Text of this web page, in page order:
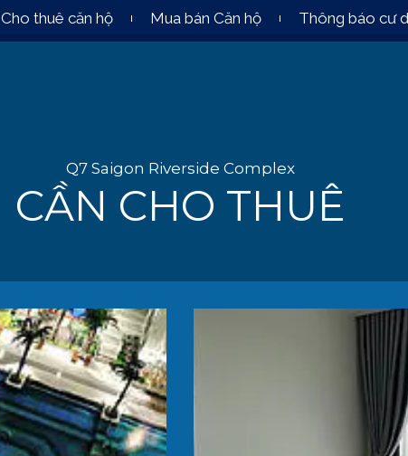
Cho thuê căn hộ Mua bán Căn hộ Thông báo cư
Q7 Saigon Riverside Complex
CẦN CHO THUÊ